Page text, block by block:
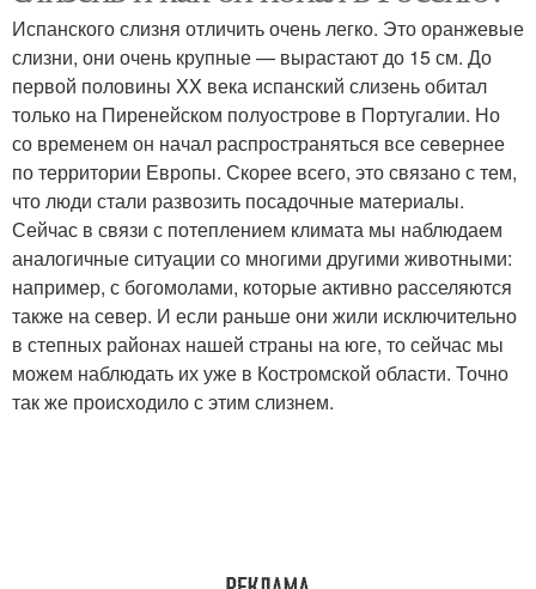
Лузитанский слизень
Испанского слизня отличить очень легко. Это оранжевые
слизни, они очень крупные — вырастают до 15 см. До
первой половины XX века испанский слизень обитал
только на Пиренейском полуострове в Португалии. Но
со временем он начал распространяться все севернее
по территории Европы. Скорее всего, это связано с тем,
что люди стали развозить посадочные материалы.
Сейчас в связи с потеплением климата мы наблюдаем
аналогичные ситуации со многими другими животными:
например, с богомолами, которые активно расселяются
также на север. И если раньше они жили исключительно
в степных районах нашей страны на юге, то сейчас мы
можем наблюдать их уже в Костромской области. Точно
так же происходило с этим слизнем.